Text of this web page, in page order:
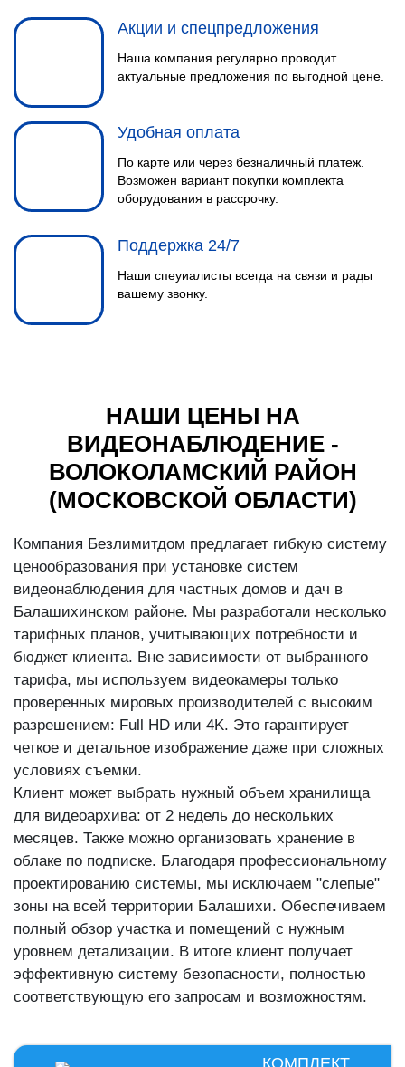
Акции и спецпредложения
Наша компания регулярно проводит
актуальные предложения по выгодной цене.
Удобная оплата
По карте или через безналичный платеж.
Возможен вариант покупки комплекта
оборудования в рассрочку.
Поддержка 24/7
Наши спеуиалисты всегда на связи и рады
вашему звонку.
НАШИ ЦЕНЫ НА
ВИДЕОНАБЛЮДЕНИЕ -
ВОЛОКОЛАМСКИЙ РАЙОН
(МОСКОВСКОЙ ОБЛАСТИ)
Компания Безлимитдом предлагает гибкую систему
ценообразования при установке систем
видеонаблюдения для частных домов и дач в
Балашихинском районе. Мы разработали несколько
тарифных планов, учитывающих потребности и
бюджет клиента. Вне зависимости от выбранного
тарифа, мы используем видеокамеры только
проверенных мировых производителей с высоким
разрешением: Full HD или 4K. Это гарантирует
четкое и детальное изображение даже при сложных
условиях съемки.
Клиент может выбрать нужный объем хранилища
для видеоархива: от 2 недель до нескольких
месяцев. Также можно организовать хранение в
облаке по подписке. Благодаря профессиональному
проектированию системы, мы исключаем "слепые"
зоны на всей территории Балашихи. Обеспечиваем
полный обзор участка и помещений с нужным
уровнем детализации. В итоге клиент получает
эффективную систему безопасности, полностью
соответствующую его запросам и возможностям.
КОМПЛЕКТ